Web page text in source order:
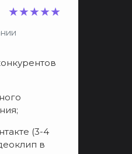
★★★★★
(3-4
в